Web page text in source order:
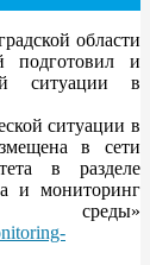
области
подготовил и
ситуации в
ситуации в
в сети
в разделе
и мониторинг